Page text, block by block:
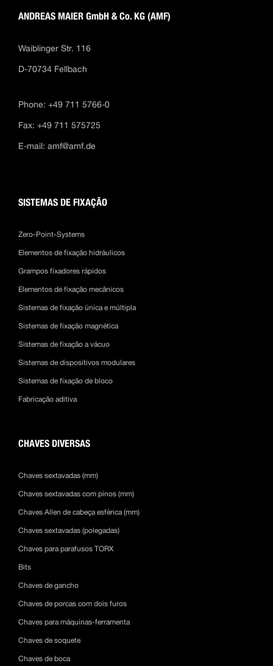
ANDREAS MAIER GmbH & Co. KG (AMF)
Waiblinger Str. 116
D-70734 Fellbach
Phone: +49 711 5766-0
Fax: +49 711 575725
E-mail: amf@amf.de
SISTEMAS DE FIXAÇÃO
Zero-Point-Systems
Elementos de fixação hidráulicos
Grampos fixadores rápidos
Elementos de fixação mecânicos
Sistemas de fixação única e múltipla
Sistemas de fixação magnética
Sistemas de fixação a vácuo
Sistemas de dispositivos modulares
Sistemas de fixação de bloco
Fabricação aditiva
CHAVES DIVERSAS
Chaves sextavadas (mm)
Chaves sextavadas com pinos (mm)
Chaves Allen de cabeça esférica (mm)
Chaves sextavadas (polegadas)
Chaves para parafusos TORX
Bits
Chaves de gancho
Chaves de porcas com dois furos
Chaves para máquinas-ferramenta
Chaves de soquete
Chaves de boca